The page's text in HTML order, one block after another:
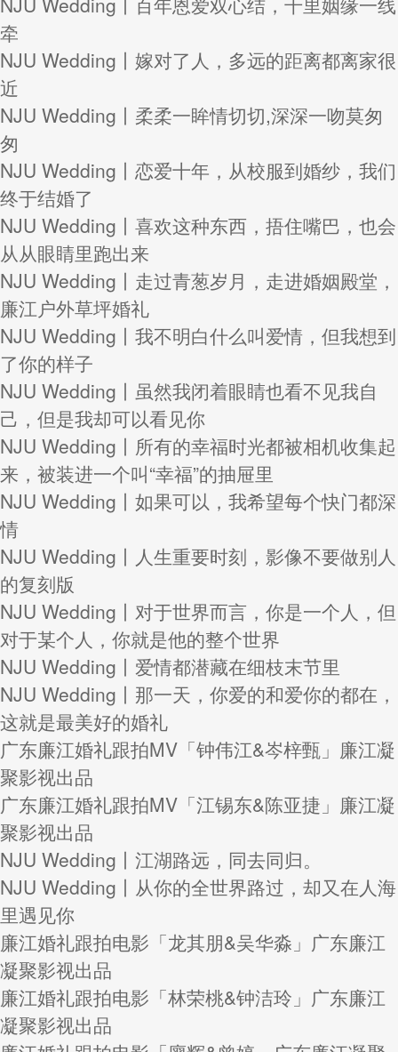
牵
NJU Wedding丨嫁对了人，多远的距离都离家很
近
NJU Wedding丨柔柔一眸情切切,深深一吻莫匆
匆
NJU Wedding丨恋爱十年，从校服到婚纱，我们
终于结婚了
NJU Wedding丨喜欢这种东西，捂住嘴巴，也会
从从眼睛里跑出来
NJU Wedding丨走过青葱岁月，走进婚姻殿堂，
廉江户外草坪婚礼
NJU Wedding丨我不明白什么叫爱情，但我想到
了你的样子
NJU Wedding丨虽然我闭着眼睛也看不见我自
己，但是我却可以看见你
NJU Wedding丨所有的幸福时光都被相机收集起
来，被装进一个叫“幸福”的抽屉里
NJU Wedding丨如果可以，我希望每个快门都深
情
NJU Wedding丨人生重要时刻，影像不要做别人
的复刻版
NJU Wedding丨对于世界而言，你是一个人，但
对于某个人，你就是他的整个世界
NJU Wedding丨爱情都潜藏在细枝末节里
NJU Wedding丨那一天，你爱的和爱你的都在，
这就是最美好的婚礼
广东廉江婚礼跟拍MV「钟伟江&岑梓甄」廉江凝
聚影视出品
广东廉江婚礼跟拍MV「江锡东&陈亚捷」廉江凝
聚影视出品
NJU Wedding丨江湖路远，同去同归。
NJU Wedding丨从你的全世界路过，却又在人海
里遇见你
廉江婚礼跟拍电影「龙其朋&吴华淼」广东廉江
凝聚影视出品
廉江婚礼跟拍电影「林荣桃&钟洁玲」广东廉江
凝聚影视出品